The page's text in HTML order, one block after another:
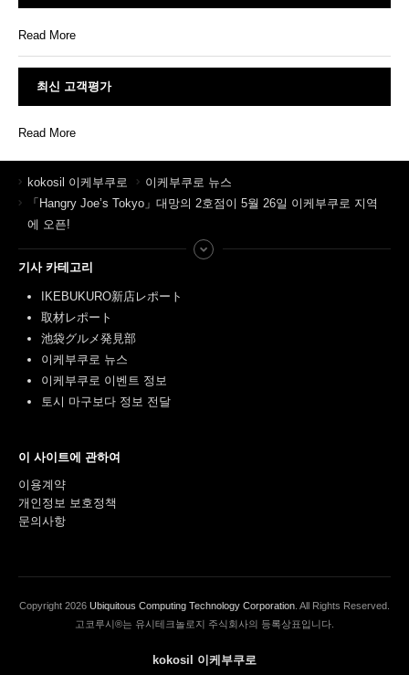
Read More
최신 고객평가
Read More
kokosil 이케부쿠로
이케부쿠로 뉴스
「Hangry Joe’s Tokyo」대망의 2호점이 5월 26일 이케부쿠로 지역
에 오픈!
기사 카테고리
IKEBUKURO新店レポート
取材レポート
池袋グルメ発見部
이케부쿠로 뉴스
이케부쿠로 이벤트 정보
토시 마구보다 정보 전달
이 사이트에 관하여
이용계약
개인정보 보호정책
문의사항
Copyright 2026 Ubiquitous Computing Technology Corporation. All Rights Reserved.
고코루시®는 유시테크놀로지 주식회사의 등록상표입니다.
kokosil 이케부쿠로